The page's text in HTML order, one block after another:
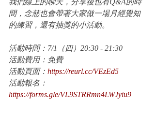
我們線上的聊天，分享後也有Q&A的時
間，念慈也會帶著大家做一場月經覺知
的練習，還有抽獎的小活動。
活動時間：7/1（四）20:30 - 21:30
活動費用：免費
活動頁面： https://reurl.cc/VEzEd5
活動報名：
https://forms.gle/VL9STRRmn4LWJyiu9